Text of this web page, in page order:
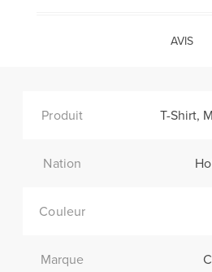
AVIS
Produit T-Shirt,
Nation
Couleur
Marque